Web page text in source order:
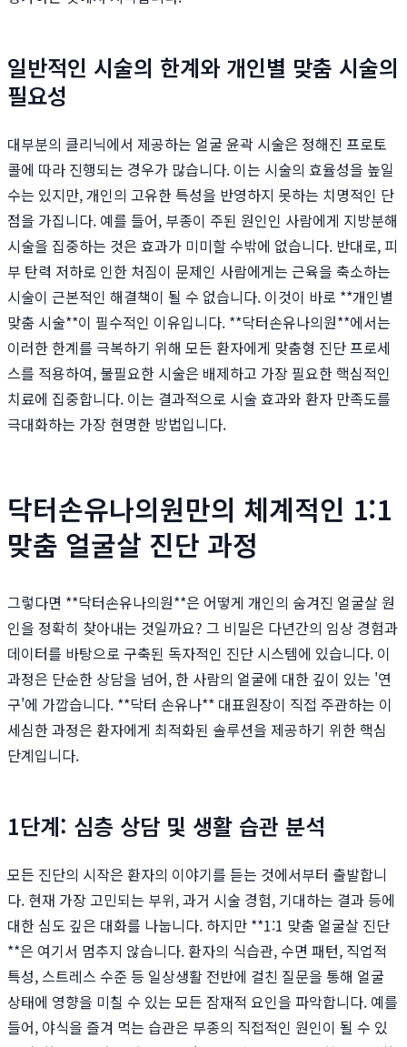
일반적인 시술의 한계와 개인별 맞춤 시술의
필요성
대부분의 클리닉에서 제공하는 얼굴 윤곽 시술은 정해진 프로토
콜에 따라 진행되는 경우가 많습니다. 이는 시술의 효율성을 높일
수는 있지만, 개인의 고유한 특성을 반영하지 못하는 치명적인 단
점을 가집니다. 예를 들어, 부종이 주된 원인인 사람에게 지방분해
시술을 집중하는 것은 효과가 미미할 수밖에 없습니다. 반대로, 피
부 탄력 저하로 인한 처짐이 문제인 사람에게는 근육을 축소하는
시술이 근본적인 해결책이 될 수 없습니다. 이것이 바로 **개인별
맞춤 시술**이 필수적인 이유입니다. **닥터손유나의원**에서는
이러한 한계를 극복하기 위해 모든 환자에게 맞춤형 진단 프로세
스를 적용하여, 불필요한 시술은 배제하고 가장 필요한 핵심적인
치료에 집중합니다. 이는 결과적으로 시술 효과와 환자 만족도를
극대화하는 가장 현명한 방법입니다.
닥터손유나의원만의 체계적인 1:1
맞춤 얼굴살 진단 과정
그렇다면 **닥터손유나의원**은 어떻게 개인의 숨겨진 얼굴살 원
인을 정확히 찾아내는 것일까요? 그 비밀은 다년간의 임상 경험과
데이터를 바탕으로 구축된 독자적인 진단 시스템에 있습니다. 이
과정은 단순한 상담을 넘어, 한 사람의 얼굴에 대한 깊이 있는 '연
구'에 가깝습니다. **닥터 손유나** 대표원장이 직접 주관하는 이
세심한 과정은 환자에게 최적화된 솔루션을 제공하기 위한 핵심
단계입니다.
1단계: 심층 상담 및 생활 습관 분석
모든 진단의 시작은 환자의 이야기를 듣는 것에서부터 출발합니
다. 현재 가장 고민되는 부위, 과거 시술 경험, 기대하는 결과 등에
대한 심도 깊은 대화를 나눕니다. 하지만 **1:1 맞춤 얼굴살 진단
**은 여기서 멈추지 않습니다. 환자의 식습관, 수면 패턴, 직업적
특성, 스트레스 수준 등 일상생활 전반에 걸친 질문을 통해 얼굴
상태에 영향을 미칠 수 있는 모든 잠재적 요인을 파악합니다. 예를
들어, 야식을 즐겨 먹는 습관은 부종의 직접적인 원인이 될 수 있